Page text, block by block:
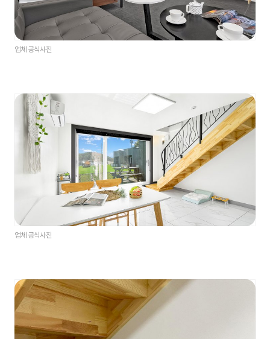
업체 공식사진
업체 공식사진